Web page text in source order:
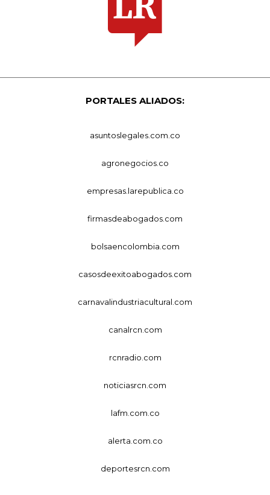
PORTALES ALIADOS:
asuntoslegales.com.co
agronegocios.co
empresas.larepublica.co
firmasdeabogados.com
bolsaencolombia.com
casosdeexitoabogados.com
carnavalindustriacultural.com
canalrcn.com
rcnradio.com
noticiasrcn.com
lafm.com.co
alerta.com.co
deportesrcn.com